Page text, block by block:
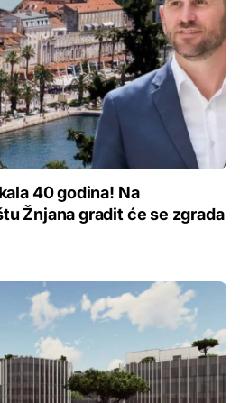
40 godina! Na
Žnjana gradit će se zgrada